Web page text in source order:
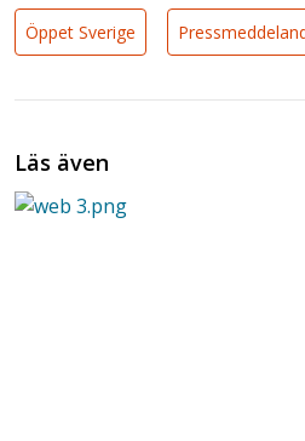
Öppet Sverige
Läs även